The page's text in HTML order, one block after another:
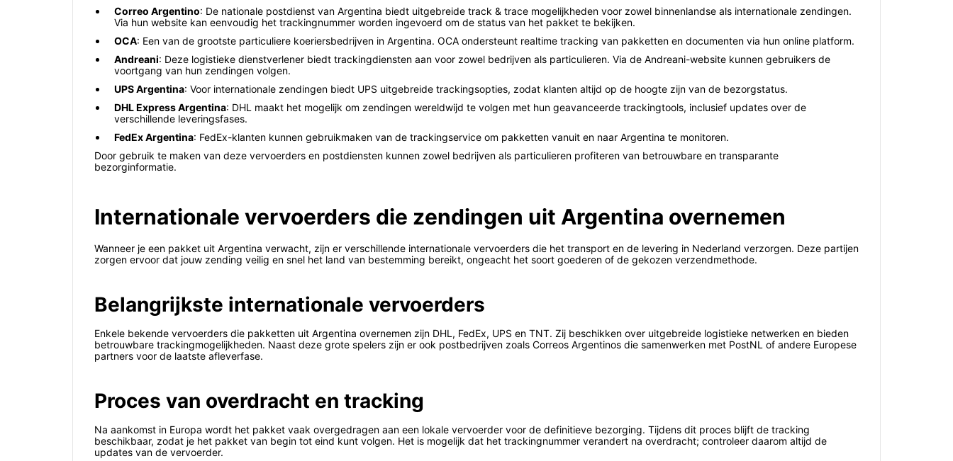
Correo Argentino: De nationale postdienst van Argentina biedt uitgebreide track & trace mogelijkheden voor zowel binnenlandse als internationale zendingen.
Via hun website kan eenvoudig het trackingnummer worden ingevoerd om de status van het pakket te bekijken.
OCA: Een van de grootste particuliere koeriersbedrijven in Argentina. OCA ondersteunt realtime tracking van pakketten en documenten via hun online platform.
Andreani: Deze logistieke dienstverlener biedt trackingdiensten aan voor zowel bedrijven als particulieren. Via de Andreani-website kunnen gebruikers de
voortgang van hun zendingen volgen.
UPS Argentina: Voor internationale zendingen biedt UPS uitgebreide trackingsopties, zodat klanten altijd op de hoogte zijn van de bezorgstatus.
DHL Express Argentina: DHL maakt het mogelijk om zendingen wereldwijd te volgen met hun geavanceerde trackingtools, inclusief updates over de
verschillende leveringsfases.
FedEx Argentina: FedEx-klanten kunnen gebruikmaken van de trackingservice om pakketten vanuit en naar Argentina te monitoren.
Door gebruik te maken van deze vervoerders en postdiensten kunnen zowel bedrijven als particulieren profiteren van betrouwbare en transparante
bezorginformatie.
Internationale vervoerders die zendingen uit Argentina overnemen
Wanneer je een pakket uit Argentina verwacht, zijn er verschillende internationale vervoerders die het transport en de levering in Nederland verzorgen. Deze partijen
zorgen ervoor dat jouw zending veilig en snel het land van bestemming bereikt, ongeacht het soort goederen of de gekozen verzendmethode.
Belangrijkste internationale vervoerders
Enkele bekende vervoerders die pakketten uit Argentina overnemen zijn DHL, FedEx, UPS en TNT. Zij beschikken over uitgebreide logistieke netwerken en bieden
betrouwbare trackingmogelijkheden. Naast deze grote spelers zijn er ook postbedrijven zoals Correos Argentinos die samenwerken met PostNL of andere Europese
partners voor de laatste afleverfase.
Proces van overdracht en tracking
Na aankomst in Europa wordt het pakket vaak overgedragen aan een lokale vervoerder voor de definitieve bezorging. Tijdens dit proces blijft de tracking
beschikbaar, zodat je het pakket van begin tot eind kunt volgen. Het is mogelijk dat het trackingnummer verandert na overdracht; controleer daarom altijd de
updates van de vervoerder.